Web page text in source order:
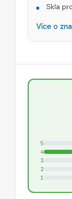
Skla
Více o
5
4
3
2
1